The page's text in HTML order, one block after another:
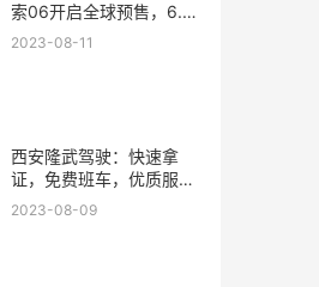
索06开启全球预售，6.6
元探享
2023-08-11
西安隆武驾驶：快速拿
证，免费班车，优质服
务，驾驶
2023-08-09